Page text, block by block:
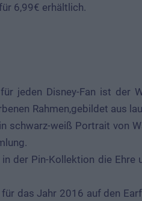
6,99€ erhältlich.
jeden Disney-Fan ist der
Rahmen,gebildet aus
schwarz-weiß Portrait von
der Pin-Kollektion die Ehre
das Jahr 2016 auf den